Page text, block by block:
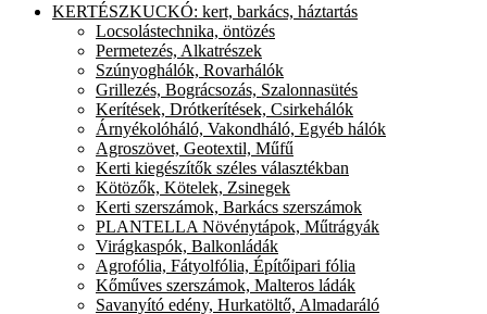
KERTÉSZKUCKÓ: kert, barkács, háztartás
Locsolástechnika, öntözés
Permetezés, Alkatrészek
Szúnyoghálók, Rovarhálók
Grillezés, Bográcsozás, Szalonnasütés
Kerítések, Drótkerítések, Csirkehálók
Árnyékolóháló, Vakondháló, Egyéb hálók
Agroszövet, Geotextil, Műfű
Kerti kiegészítők széles választékban
Kötözők, Kötelek, Zsinegek
Kerti szerszámok, Barkács szerszámok
PLANTELLA Növénytápok, Műtrágyák
Virágkaspók, Balkonládák
Agrofólia, Fátyolfólia, Építőipari fólia
Kőműves szerszámok, Malteros ládák
Savanyító edény, Hurkatöltő, Almadaráló